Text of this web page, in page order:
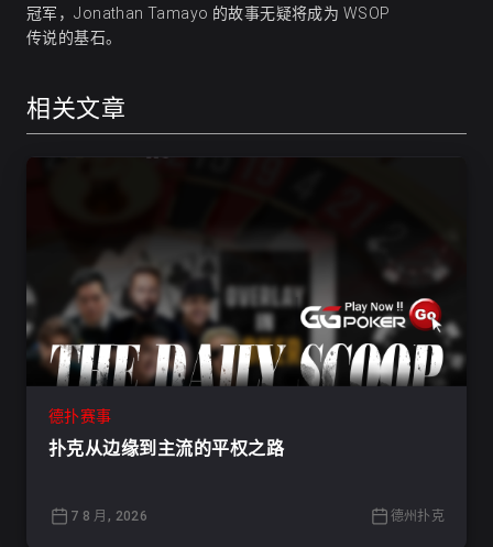
冠军，Jonathan Tamayo 的故事无疑将成为 WSOP
传说的基石。
相关文章
德扑赛事
扑克从边缘到主流的平权之路
7 8 月, 2026 德州扑克